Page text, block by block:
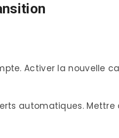
Activer la nouvelle
automatiques.